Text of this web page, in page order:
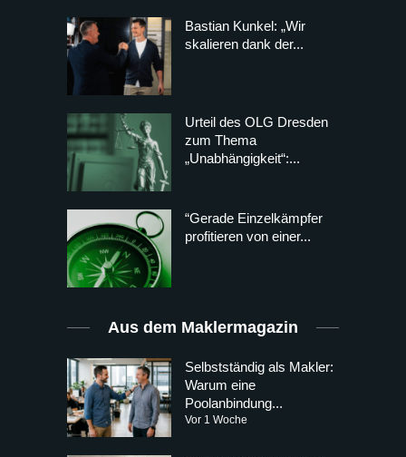
Bastian Kunkel: „Wir
skalieren dank der...
Urteil des OLG Dresden
zum Thema
„Unabhängigkeit“:...
“Gerade Einzelkämpfer
profitieren von einer...
Aus dem Maklermagazin
Selbstständig als Makler:
Warum eine
Poolanbindung...
Vor 1 Woche